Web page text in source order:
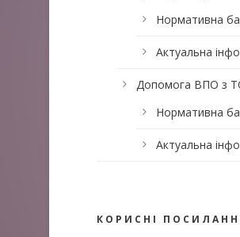
Нормативна
Актуальна
Допомога ВПО з
Нормативна
Актуальна
КОРИСНІ